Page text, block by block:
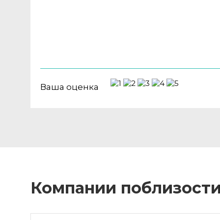
Ваша оценка
Компании поблизости